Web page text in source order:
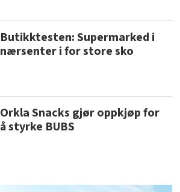
Butikktesten: Supermarked i
nærsenter i for store sko
Orkla Snacks gjør oppkjøp for
å styrke BUBS